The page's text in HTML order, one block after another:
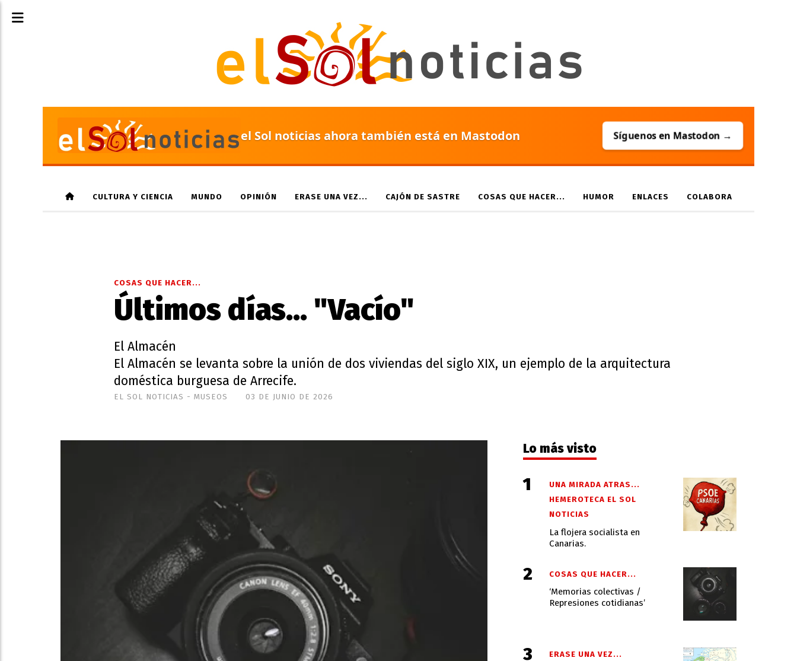
el Sol noticias ahora también está en Mastodon Síguenos en Mastodon →
CULTURA Y CIENCIA MUNDO OPINIÓN ERASE UNA VEZ... CAJÓN DE SASTRE COSAS QUE HACER... HUMOR ENLACES COLABORA
Últimos días... "Vacío"
El Almacén
El Almacén se levanta sobre la unión de dos viviendas del siglo XIX, un ejemplo de la arquitectura
doméstica burguesa de Arrecife.
COSAS QUE HACER...
03 DE JUNIO DE 2026
EL SOL NOTICIAS - MUSEOS
Lo más visto
La flojera socialista en
Canarias.
UNA MIRADA ATRAS...
HEMEROTECA EL SOL
NOTICIAS
‘Memorias colectivas /
Represiones cotidianas’
COSAS QUE HACER...
ERASE UNA VEZ...